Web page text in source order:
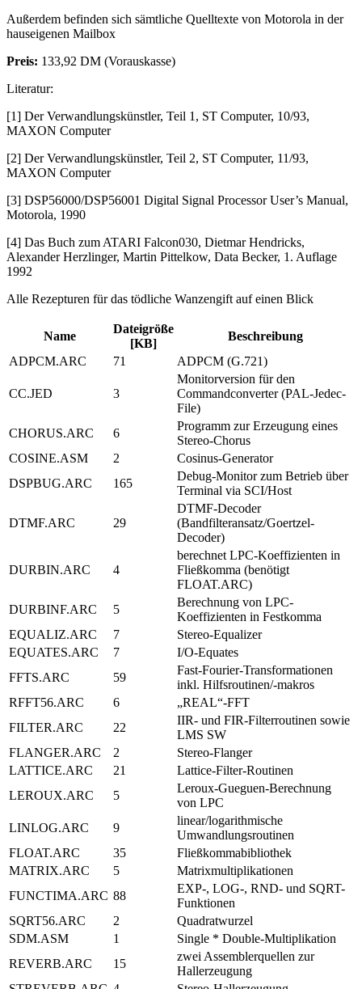
Außerdem befinden sich sämtliche Quelltexte von Motorola in der
hauseigenen Mailbox
Preis: 133,92 DM (Vorauskasse)
Literatur:
[1] Der Verwandlungskünstler, Teil 1, ST Computer, 10/93,
MAXON Computer
[2] Der Verwandlungskünstler, Teil 2, ST Computer, 11/93,
MAXON Computer
[3] DSP56000/DSP56001 Digital Signal Processor User’s Manual,
Motorola, 1990
[4] Das Buch zum ATARI Falcon030, Dietmar Hendricks,
Alexander Herzlinger, Martin Pittelkow, Data Becker, 1. Auflage
1992
Alle Rezepturen für das tödliche Wanzengift auf einen Blick
Name
Dateigröße
[KB]
Beschreibung
ADPCM.ARC
71 ADPCM (G.721)
CC.JED 3
Monitorversion für den
Commandconverter (PAL-Jedec-
File)
CHORUS.ARC
6
Programm zur Erzeugung eines
Stereo-Chorus
COSINE.ASM
2
Cosinus-Generator
DSPBUG.ARC
165
Debug-Monitor zum Betrieb über
Terminal via SCI/Host
DTMF.ARC 29
DTMF-Decoder
(Bandfilteransatz/Goertzel-
Decoder)
DURBIN.ARC 4
berechnet LPC-Koeffizienten in
Fließkomma (benötigt
FLOAT.ARC)
DURBINF.ARC
5
Berechnung von LPC-
Koeffizienten in Festkomma
EQUALIZ.ARC
7
Stereo-Equalizer
EQUATES.ARC
7
I/O-Equates
FFTS.ARC
59
Fast-Fourier-Transformationen
inkl. Hilfsroutinen/-makros
RFFT56.ARC
6
„REAL“-FFT
FILTER.ARC
22
IIR- und FIR-Filterroutinen sowie
LMS SW
FLANGER.ARC
2
Stereo-Flanger
LATTICE.ARC
21
Lattice-Filter-Routinen
LEROUX.ARC
5
Leroux-Gueguen-Berechnung
von LPC
LINLOG.ARC
9
linear/logarithmische
Umwandlungsroutinen
FLOAT.ARC
35
Fließkommabibliothek
MATRIX.ARC
5
Matrixmultiplikationen
FUNCTIMA.ARC 88
EXP-, LOG-, RND- und SQRT-
Funktionen
SQRT56.ARC
2
Quadratwurzel
SDM.ASM
1
Single * Double-Multiplikation
REVERB.ARC
15
zwei Assemblerquellen zur
Hallerzeugung